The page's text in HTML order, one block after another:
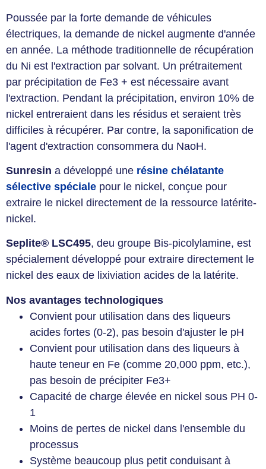
Poussée par la forte demande de véhicules
électriques, la demande de nickel augmente d'année
en année. La méthode traditionnelle de récupération
du Ni est l'extraction par solvant. Un prétraitement
par précipitation de Fe3 + est nécessaire avant
l'extraction. Pendant la précipitation, environ 10% de
nickel entreraient dans les résidus et seraient très
difficiles à récupérer. Par contre, la saponification de
l'agent d'extraction consommera du NaoH.
Sunresin a développé une résine chélatante
sélective spéciale pour le nickel, conçue pour
extraire le nickel directement de la ressource latérite-
nickel.
Seplite® LSC495, deu groupe Bis-picolylamine, est
spécialement développé pour extraire directement le
nickel des eaux de lixiviation acides de la latérite.
Nos avantages technologiques
Convient pour utilisation dans des liqueurs
acides fortes (0-2), pas besoin d'ajuster le pH
Convient pour utilisation dans des liqueurs à
haute teneur en Fe (comme 20,000 ppm, etc.),
pas besoin de précipiter Fe3+
Capacité de charge élevée en nickel sous PH 0-
1
Moins de pertes de nickel dans l'ensemble du
processus
Système beaucoup plus petit conduisant à